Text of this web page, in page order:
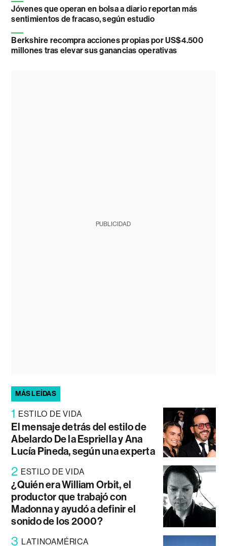
Jóvenes que operan en bolsa a diario reportan más
sentimientos de fracaso, según estudio
Berkshire recompra acciones propias por US$4.500
millones tras elevar sus ganancias operativas
PUBLICIDAD
MÁS LEÍDAS
1 ESTILO DE VIDA
El mensaje detrás del estilo de
Abelardo De la Espriella y Ana
Lucía Pineda, según una experta
2 ESTILO DE VIDA
¿Quién era William Orbit, el
productor que trabajó con
Madonna y ayudó a definir el
sonido de los 2000?
3 LATINOAMÉRICA